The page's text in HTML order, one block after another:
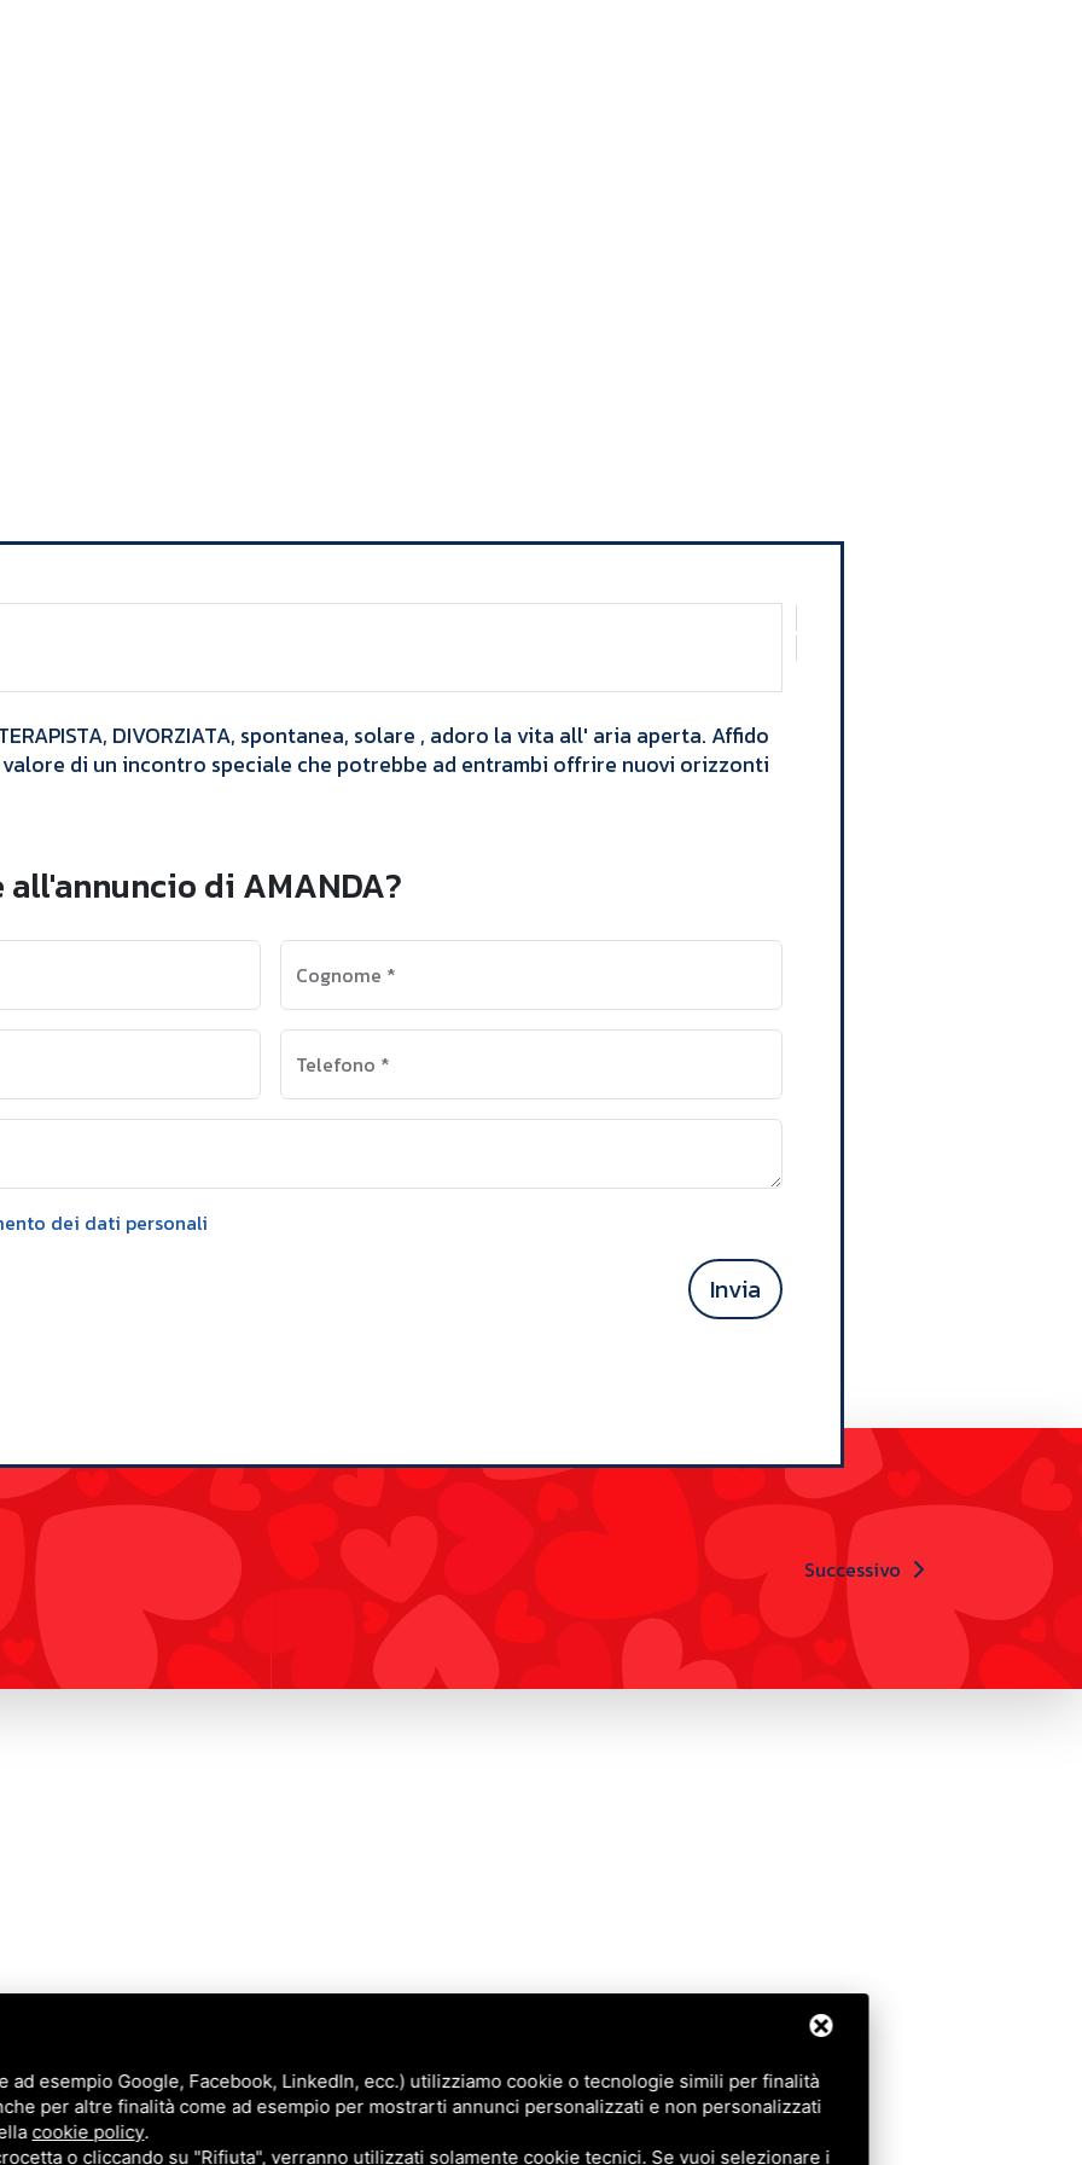
ad esempio Google, Facebook, LinkedIn, ecc.) utilizziamo cookie o tecnologie simili per finalità
per altre finalità come ad esempio per mostrarti annunci personalizzati e non personalizzati
cookie policy.
o cliccando su "Rifiuta", verranno utilizzati solamente cookie tecnici. Se vuoi selezionare i
Annunci
AMANDA
DIVORZIATA, spontanea, solare , adoro la vita all' aria aperta. Affido
di un incontro speciale che potrebbe ad entrambi offrire nuovi orizzonti
di AMANDA?
Cognome *
Telefono *
dei dati personali
Invia
Successivo
Annunci